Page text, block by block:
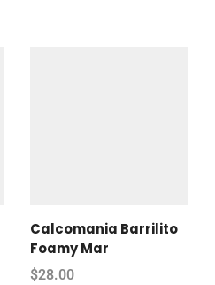
Calcomania Barrilito
Foamy Mar
$28.00